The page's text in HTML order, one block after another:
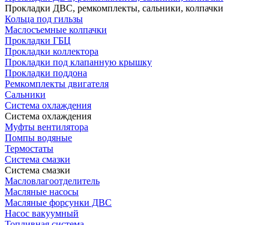
Прокладки ДВС, ремкомплекты, сальники, колпачки
Кольца под гильзы
Маслосъемные колпачки
Прокладки ГБЦ
Прокладки коллектора
Прокладки под клапанную крышку
Прокладки поддона
Ремкомплекты двигателя
Сальники
Система охлаждения
Система охлаждения
Муфты вентилятора
Помпы водяные
Термостаты
Система смазки
Система смазки
Масловлагоотделитель
Масляные насосы
Масляные форсунки ДВС
Насос вакуумный